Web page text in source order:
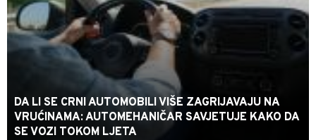
DA LI SE CRNI AUTOMOBILI VIŠE ZAGRIJAVAJU NA
VRUĆINAMA: AUTOMEHANIČAR SAVJETUJE KAKO DA
SE VOZI TOKOM LJETA